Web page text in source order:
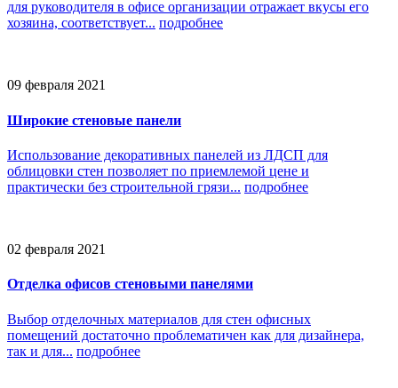
для руководителя в офисе организации отражает вкусы его
хозяина, соответствует... подробнее
09 февраля 2021
Широкие стеновые панели
Использование декоративных панелей из ЛДСП для
облицовки стен позволяет по приемлемой цене и
практически без строительной грязи... подробнее
02 февраля 2021
Отделка офисов стеновыми панелями
Выбор отделочных материалов для стен офисных
помещений достаточно проблематичен как для дизайнера,
так и для... подробнее